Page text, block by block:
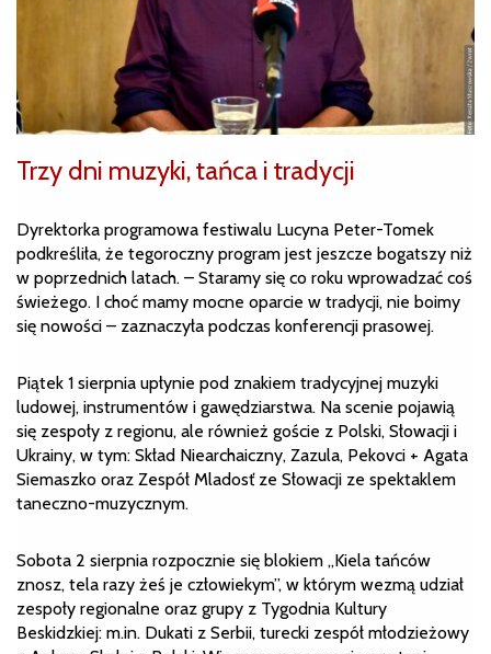
Trzy dni muzyki, tańca i tradycji
Dyrektorka programowa festiwalu Lucyna Peter-Tomek
podkreśliła, że tegoroczny program jest jeszcze bogatszy niż
w poprzednich latach. – Staramy się co roku wprowadzać coś
świeżego. I choć mamy mocne oparcie w tradycji, nie boimy
się nowości – zaznaczyła podczas konferencji prasowej.
Piątek 1 sierpnia upłynie pod znakiem tradycyjnej muzyki
ludowej, instrumentów i gawędziarstwa. Na scenie pojawią
się zespoły z regionu, ale również goście z Polski, Słowacji i
Ukrainy, w tym: Skład Niearchaiczny, Zazula, Pekovci + Agata
Siemaszko oraz Zespół Mladosť ze Słowacji ze spektaklem
taneczno-muzycznym.
Sobota 2 sierpnia rozpocznie się blokiem „Kiela tańców
znosz, tela razy żeś je człowiekym”, w którym wezmą udział
zespoły regionalne oraz grupy z Tygodnia Kultury
Beskidzkiej: m.in. Dukati z Serbii, turecki zespół młodzieżowy